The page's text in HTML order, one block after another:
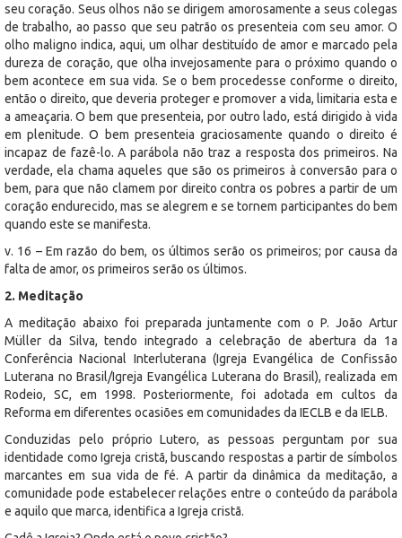
seu coração. Seus olhos não se dirigem amorosamente a seus colegas
de trabalho, ao passo que seu patrão os presenteia com seu amor. O
olho maligno indica, aqui, um olhar destituído de amor e marcado pela
dureza de coração, que olha invejosamente para o próximo quando o
bem acontece em sua vida. Se o bem procedesse conforme o direito,
então o direito, que deveria proteger e promover a vida, limitaria esta e
a ameaçaria. O bem que presenteia, por outro lado, está dirigido à vida
em plenitude. O bem presenteia graciosamente quando o direito é
incapaz de fazê-lo. A parábola não traz a resposta dos primeiros. Na
verdade, ela chama aqueles que são os primeiros à conversão para o
bem, para que não clamem por direito contra os pobres a partir de um
coração endurecido, mas se alegrem e se tornem participantes do bem
quando este se manifesta.
v. 16 – Em razão do bem, os últimos serão os primeiros; por causa da
falta de amor, os primeiros serão os últimos.
2. Meditação
A meditação abaixo foi preparada juntamente com o P. João Artur
Müller da Silva, tendo integrado a celebração de abertura da 1a
Conferência Nacional Interluterana (Igreja Evangélica de Confissão
Luterana no Brasil/Igreja Evangélica Luterana do Brasil), realizada em
Rodeio, SC, em 1998. Posteriormente, foi adotada em cultos da
Reforma em diferentes ocasiões em comunidades da IECLB e da IELB.
Conduzidas pelo próprio Lutero, as pessoas perguntam por sua
identidade como Igreja cristã, buscando respostas a partir de símbolos
marcantes em sua vida de fé. A partir da dinâmica da meditação, a
comunidade pode estabelecer relações entre o conteúdo da parábola
e aquilo que marca, identifica a Igreja cristã.